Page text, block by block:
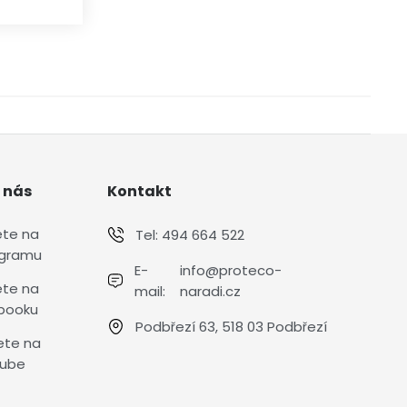
na
na
na
Kontakt
Tel: 494 664 522
E-
mail:
info@proteco-
naradi.cz
Podbřezí 63, 518 03 Podbřezí